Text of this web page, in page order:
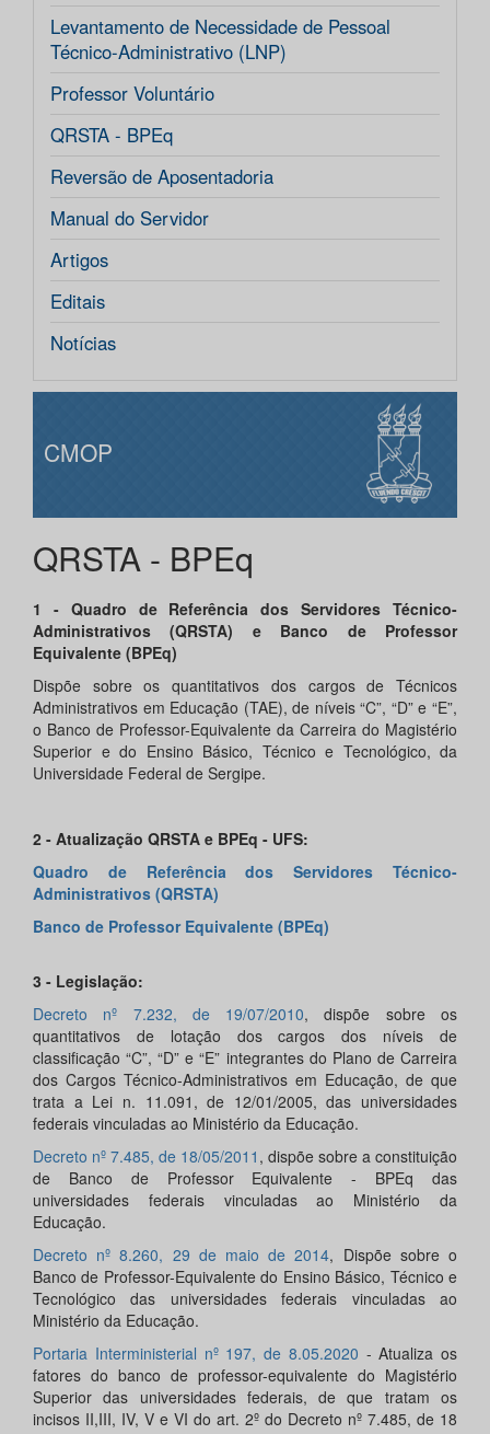
Levantamento de Necessidade de Pessoal
Técnico-Administrativo (LNP)
Professor Voluntário
QRSTA - BPEq
Reversão de Aposentadoria
Manual do Servidor
Artigos
Editais
Notícias
CMOP
QRSTA - BPEq
1 - Quadro de Referência dos Servidores Técnico-
Administrativos (QRSTA) e Banco de Professor
Equivalente (BPEq)
Dispõe sobre os quantitativos dos cargos de Técnicos
Administrativos em Educação (TAE), de níveis “C”, “D” e “E”,
o Banco de Professor-Equivalente da Carreira do Magistério
Superior e do Ensino Básico, Técnico e Tecnológico, da
Universidade Federal de Sergipe.
2 - Atualização QRSTA e BPEq - UFS:
Quadro de Referência dos Servidores Técnico-
Administrativos (QRSTA)
Banco de Professor Equivalente (BPEq)
3 - Legislação:
Decreto nº 7.232, de 19/07/2010, dispõe sobre os
quantitativos de lotação dos cargos dos níveis de
classificação “C”, “D” e “E” integrantes do Plano de Carreira
dos Cargos Técnico-Administrativos em Educação, de que
trata a Lei n. 11.091, de 12/01/2005, das universidades
federais vinculadas ao Ministério da Educação.
Decreto nº 7.485, de 18/05/2011 , dispõe sobre a constituição
de Banco de Professor Equivalente - BPEq das
universidades federais vinculadas ao Ministério da
Educação.
Decreto nº 8.260, 29 de maio de 2014, Dispõe sobre o
Banco de Professor-Equivalente do Ensino Básico, Técnico e
Tecnológico das universidades federais vinculadas ao
Ministério da Educação.
Portaria Interministerial nº 197, de 8.05.2020 - Atualiza os
fatores do banco de professor-equivalente do Magistério
Superior das universidades federais, de que tratam os
incisos II,III, IV, V e VI do art. 2º do Decreto nº 7.485, de 18